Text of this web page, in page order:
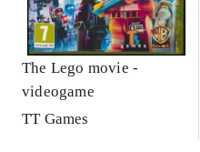
The Lego movie -
videogame
TT Games